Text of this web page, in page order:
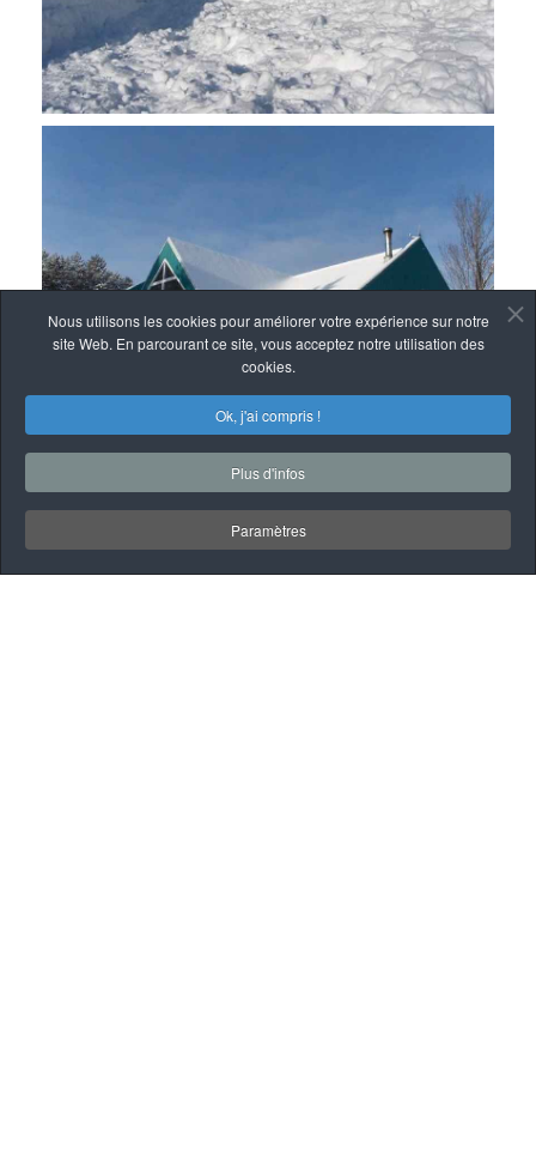
Nous utilisons les cookies pour améliorer votre expérience sur notre
site Web. En parcourant ce site, vous acceptez notre utilisation des
cookies.
Ok, j'ai compris !
Plus d'infos
Paramètres